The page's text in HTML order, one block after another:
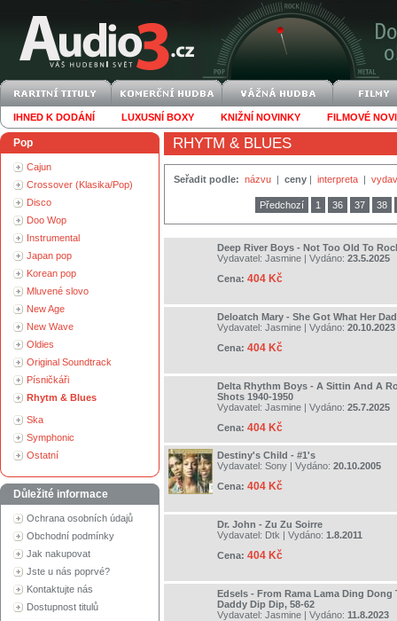
IHNED K DODÁNÍ LUXUSNÍ BOXY KNIŽNÍ NOVINKY FILMOVÉ
Pop
Cajun
Crossover (Klasika/Pop)
Disco
Doo Wop
Instrumental
Japan pop
Korean pop
Mluvené slovo
New Age
New Wave
Oldies
Original Soundtrack
Písničkáři
Rhytm & Blues
Ska
Symphonic
Ostatní
Důležité informace
Ochrana osobních údajů
Obchodní podmínky
Jak nakupovat
Jste u nás poprvé?
Kontaktujte nás
Dostupnost titulů
RHYTM & BLUES
Seřadit podle: názvu | ceny | interpreta |
Předchozí 1 36 37 38
Deep River Boys - Not Too Old To
Vydavatel: Jasmine | Vydáno: 23.5.2025
Cena: 404 Kč
Deloatch Mary - She Got What Her
Vydavatel: Jasmine | Vydáno: 20.10.2023
Cena: 404 Kč
Delta Rhythm Boys - A Sittin And A
Shots 1940-1950
Vydavatel: Jasmine | Vydáno: 25.7.2025
Cena: 404 Kč
Destiny's Child - #1's
Vydavatel: Sony | Vydáno: 20.10.2005
Cena: 404 Kč
Dr. John - Zu Zu Soirre
Vydavatel: Dtk | Vydáno: 1.8.2011
Cena: 404 Kč
Edsels - From Rama Lama Ding Dong
Daddy Dip Dip, 58-62
Vydavatel: Jasmine | Vydáno: 11.8.2023